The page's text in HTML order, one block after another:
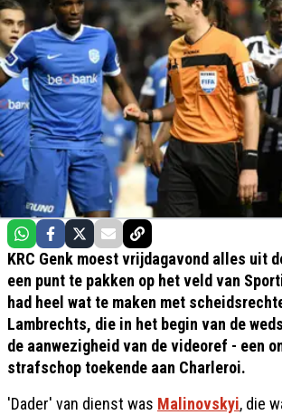
KRC Genk moest vrijdagavond alles uit
een punt te pakken op het veld van
had heel wat te maken met
Lambrechts, die in het begin van de
de aanwezigheid van de videoref - een
strafschop toekende aan Charleroi.
'Dader' van dienst was Malinovskyi, die